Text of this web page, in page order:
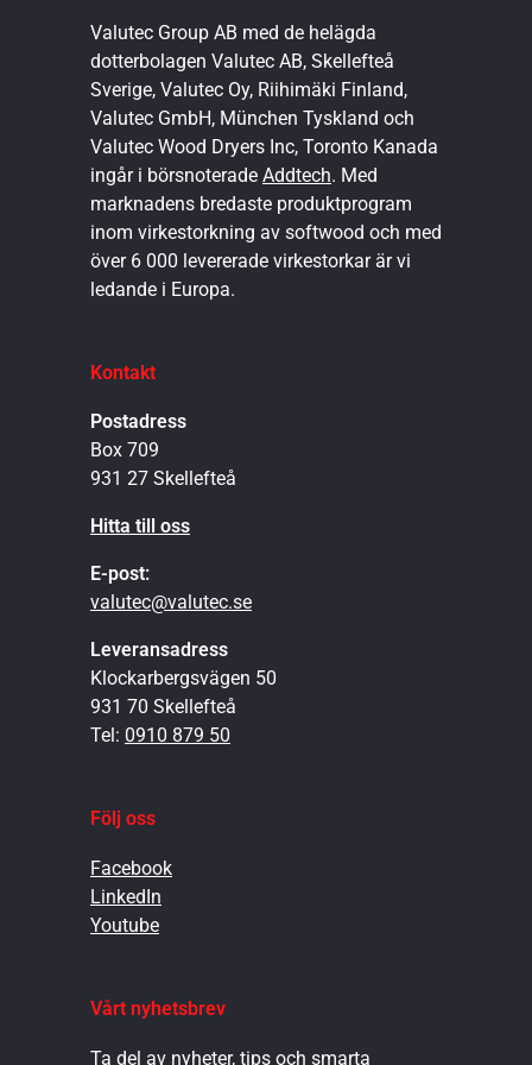
Valutec Group AB med de helägda
dotterbolagen Valutec AB, Skellefteå
Sverige, Valutec Oy, Riihimäki Finland,
Valutec GmbH, München Tyskland och
Valutec Wood Dryers Inc, Toronto Kanada
ingår i börsnoterade Addtech. Med
marknadens bredaste produktprogram
inom virkestorkning av softwood och med
över 6 000 levererade virkestorkar är vi
ledande i Europa.
Kontakt
Postadress
Box 709
931 27 Skellefteå
Hitta till oss
E-post:
valutec@valutec.se
Leveransadress
Klockarbergsvägen 50
931 70 Skellefteå
Tel: 0910 879 50
Följ oss
Facebook
LinkedIn
Youtube
Vårt nyhetsbrev
Ta del av nyheter, tips och smarta